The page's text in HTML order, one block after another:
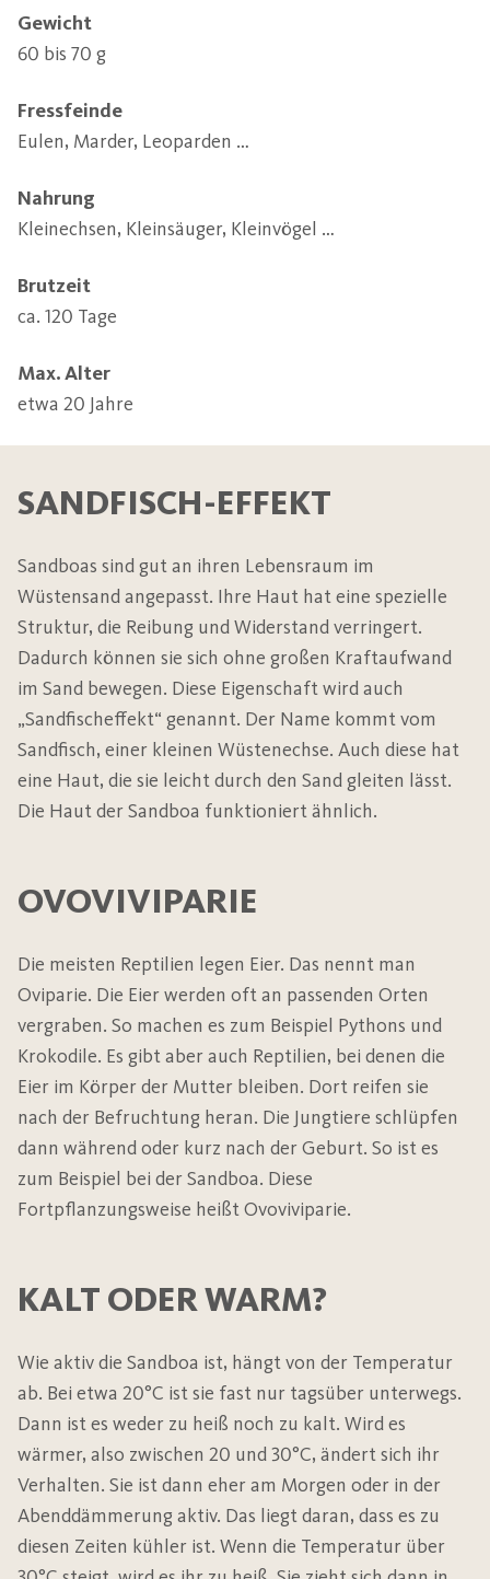
Gewicht
60 bis 70 g
Fressfeinde
Eulen, Marder, Leoparden …
Nahrung
Kleinechsen, Kleinsäuger, Kleinvögel …
Brutzeit
ca. 120 Tage
Max. Alter
etwa 20 Jahre
SANDFISCH-EFFEKT
Sandboas sind gut an ihren Lebensraum im
Wüstensand angepasst. Ihre Haut hat eine spezielle
Struktur, die Reibung und Widerstand verringert.
Dadurch können sie sich ohne großen Kraftaufwand
im Sand bewegen. Diese Eigenschaft wird auch
„Sandfischeffekt“ genannt. Der Name kommt vom
Sandfisch, einer kleinen Wüstenechse. Auch diese hat
eine Haut, die sie leicht durch den Sand gleiten lässt.
Die Haut der Sandboa funktioniert ähnlich.
OVOVIVIPARIE
Die meisten Reptilien legen Eier. Das nennt man
Oviparie. Die Eier werden oft an passenden Orten
vergraben. So machen es zum Beispiel Pythons und
Krokodile. Es gibt aber auch Reptilien, bei denen die
Eier im Körper der Mutter bleiben. Dort reifen sie
nach der Befruchtung heran. Die Jungtiere schlüpfen
dann während oder kurz nach der Geburt. So ist es
zum Beispiel bei der Sandboa. Diese
Fortpflanzungsweise heißt Ovoviviparie.
KALT ODER WARM?
Wie aktiv die Sandboa ist, hängt von der Temperatur
ab. Bei etwa 20°C ist sie fast nur tagsüber unterwegs.
Dann ist es weder zu heiß noch zu kalt. Wird es
wärmer, also zwischen 20 und 30°C, ändert sich ihr
Verhalten. Sie ist dann eher am Morgen oder in der
Abenddämmerung aktiv. Das liegt daran, dass es zu
diesen Zeiten kühler ist. Wenn die Temperatur über